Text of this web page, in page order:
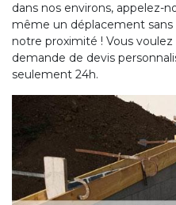
dans nos environs, appelez-
même un déplacement sans
notre proximité ! Vous
demande de devis
seulement 24h.